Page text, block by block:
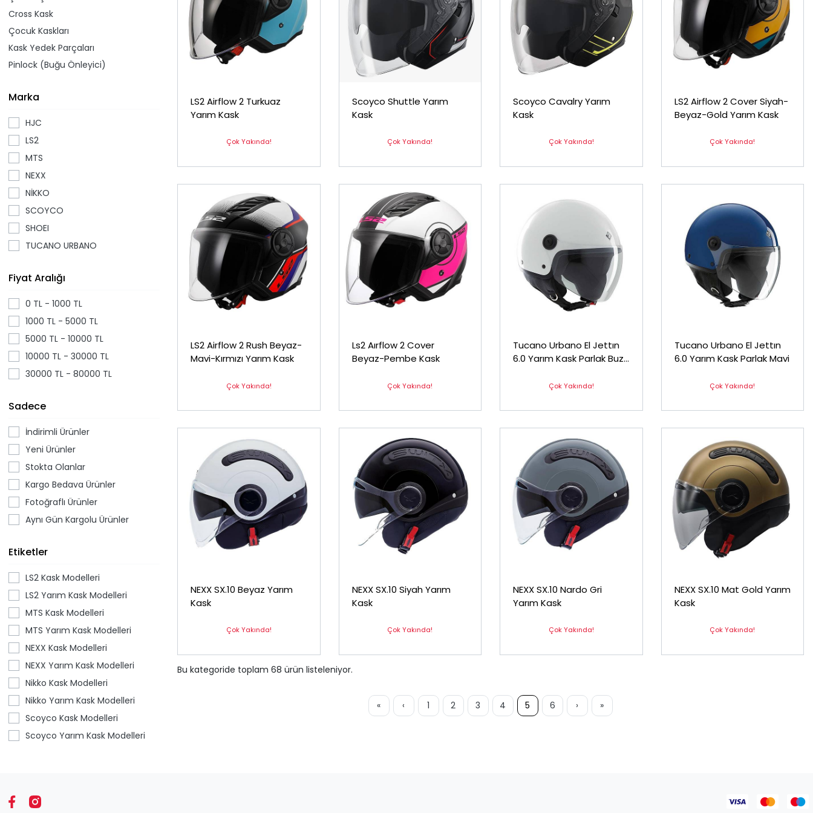
Cross Kask
Çocuk Kaskları
Kask Yedek Parçaları
Pinlock (Buğu Önleyici)
Marka
HJC
LS2
MTS
NEXX
NİKKO
SCOYCO
SHOEI
TUCANO URBANO
Fiyat Aralığı
0 TL - 1000 TL
1000 TL - 5000 TL
5000 TL - 10000 TL
10000 TL - 30000 TL
30000 TL - 80000 TL
Sadece
İndirimli Ürünler
Yeni Ürünler
Stokta Olanlar
Kargo Bedava Ürünler
Fotoğraflı Ürünler
Aynı Gün Kargolu Ürünler
Etiketler
LS2 Kask Modelleri
LS2 Yarım Kask Modelleri
MTS Kask Modelleri
MTS Yarım Kask Modelleri
NEXX Kask Modelleri
NEXX Yarım Kask Modelleri
Nikko Kask Modelleri
Nikko Yarım Kask Modelleri
Scoyco Kask Modelleri
Scoyco Yarım Kask Modelleri
LS2 Airflow 2 Turkuaz
Yarım Kask
Çok Yakında!
Scoyco Shuttle Yarım
Kask
Çok Yakında!
Scoyco Cavalry Yarım
Kask
Çok Yakında!
LS2 Airflow 2 Cover Siyah-
Beyaz-Gold Yarım Kask
Çok Yakında!
LS2 Airflow 2 Rush Beyaz-
Mavi-Kırmızı Yarım Kask
Çok Yakında!
Ls2 Aırflow 2 Cover
Beyaz-Pembe Kask
Çok Yakında!
Tucano Urbano El Jettın
6.0 Yarım Kask Parlak Buz
Çok Yakında!
Tucano Urbano El Jettın
6.0 Yarım Kask Parlak Mavi
Çok Yakında!
NEXX SX.10 Beyaz Yarım
Kask
Çok Yakında!
NEXX SX.10 Siyah Yarım
Kask
Çok Yakında!
NEXX SX.10 Nardo Gri
Yarım Kask
Çok Yakında!
NEXX SX.10 Mat Gold Yarım
Kask
Çok Yakında!
Bu kategoride toplam 68 ürün listeleniyor.
« ‹ 1 2 3 4 5 6 › »